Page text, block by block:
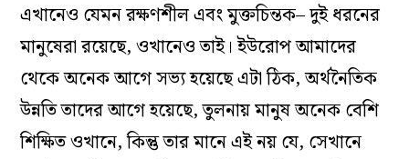
এখানেও যেমনরক্ষণশীলএবংমুক্তচিন্তক–দুইধরনের
মানুষেরারয়েছে, ওখানেও তাই। ইউরোপআমাদের
থেকেঅনেকআগেসভ্যহয়েছেএটাঠিক,অর্থনৈতিক
উন্নতিতাদেরআগেহয়েছে,তুলনায়মানুষঅনেকবেশি
শিক্ষিতওখানে,কিন্তুতারমানেএইনয়যে, সেখানে